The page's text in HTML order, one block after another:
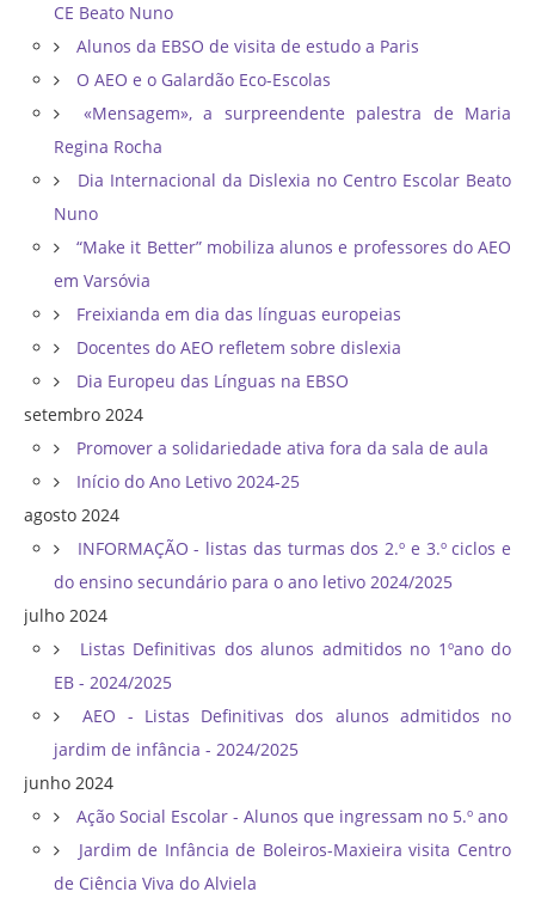
CE Beato Nuno
Alunos da EBSO de visita de estudo a Paris
O AEO e o Galardão Eco-Escolas
«Mensagem», a surpreendente palestra de Maria
Regina Rocha
Dia Internacional da Dislexia no Centro Escolar Beato
Nuno
“Make it Better” mobiliza alunos e professores do AEO
em Varsóvia
Freixianda em dia das línguas europeias
Docentes do AEO refletem sobre dislexia
Dia Europeu das Línguas na EBSO
setembro 2024
Promover a solidariedade ativa fora da sala de aula
Início do Ano Letivo 2024-25
agosto 2024
INFORMAÇÃO - listas das turmas dos 2.º e 3.º ciclos e
do ensino secundário para o ano letivo 2024/2025
julho 2024
Listas Definitivas dos alunos admitidos no 1ºano do
EB - 2024/2025
AEO - Listas Definitivas dos alunos admitidos no
jardim de infância - 2024/2025
junho 2024
Ação Social Escolar - Alunos que ingressam no 5.º ano
Jardim de Infância de Boleiros-Maxieira visita Centro
de Ciência Viva do Alviela